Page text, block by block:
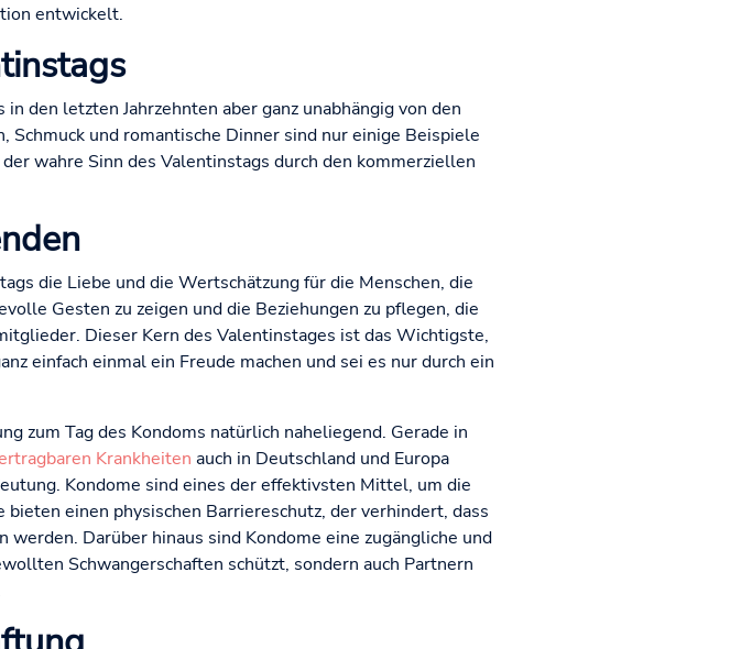
entwickelt.
den letzten Jahrzehnten aber ganz unabhängig von den
und romantische Dinner sind nur einige Beispiele
wahre Sinn des Valentinstags durch den kommerziellen
die Liebe und die Wertschätzung für die Menschen, die
Gesten zu zeigen und die Beziehungen zu pflegen, die
Dieser Kern des Valentinstages ist das Wichtigste,
einfach einmal ein Freude machen und sei es nur durch ein
zum Tag des Kondoms natürlich naheliegend. Gerade in
Krankheiten auch in Deutschland und Europa
Kondome sind eines der effektivsten Mittel, um die
einen physischen Barriereschutz, der verhindert, dass
Darüber hinaus sind Kondome eine zugängliche und
Schwangerschaften schützt, sondern auch Partnern